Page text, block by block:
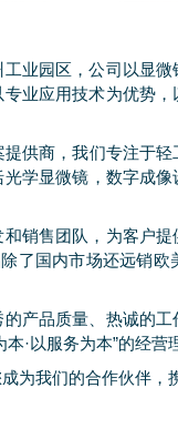
业园区，公司以 显微
业应用技术为优势
提供商，我们专注于
光学显微镜 ， 数字成像
销售团队，为客户
了国内市场还远销
产品质量、热诚的
·以服务为本”的经营
为我们的合作伙伴，